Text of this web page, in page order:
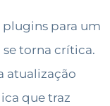
plugins para um
torna crítica.
atualização
que traz